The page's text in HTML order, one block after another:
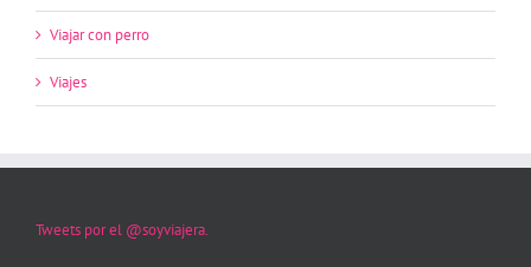
Viajar con perro
Viajes
Tweets por el @soyviajera.